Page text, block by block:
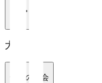
大会
全ての大会